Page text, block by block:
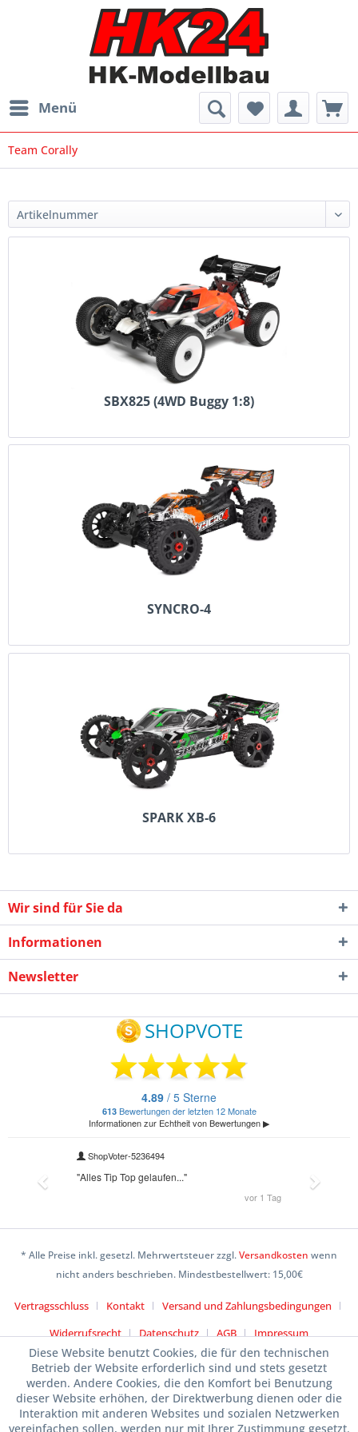
Menü
Team Corally
SBX825 (4WD Buggy 1:8)
SYNCRO-4
SPARK XB-6
Wir sind für Sie da
Informationen
Newsletter
* Alle Preise inkl. gesetzl. Mehrwertsteuer zzgl.Versandkosten wenn
nicht anders beschrieben. Mindestbestellwert: 15,00€
Vertragsschluss Kontakt
Versand und Zahlungsbedingungen
Widerrufsrecht
Datenschutz AGB Impressum
Diese Website benutzt Cookies, die für den technischen
Betrieb der Website erforderlich sind und stets gesetzt
werden. Andere Cookies, die den Komfort bei Benutzung
dieser Website erhöhen, der Direktwerbung dienen oder die
Interaktion mit anderen Websites und sozialen Netzwerken
vereinfachen sollen, werden nur mit Ihrer Zustimmung gesetzt.